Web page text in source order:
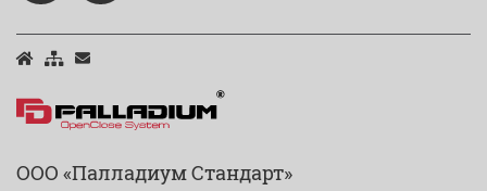
ООО «Палладиум Стандарт»